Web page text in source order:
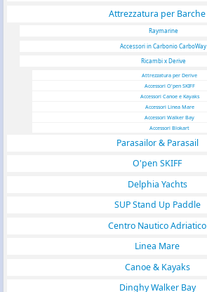
Attrezzatura per Barche
Raymarine
Accessori in Carbonio CarboWay
Ricambi x Derive
Attrezzatura per Derive
Accessori O'pen SKIFF
Accessori Canoe e Kayaks
Accessori Linea Mare
Accessori Walker Bay
Accessori Blokart
Parasailor & Parasail
O'pen SKIFF
Delphia Yachts
SUP Stand Up Paddle
Centro Nautico Adriatico
Linea Mare
Canoe & Kayaks
Dinghy Walker Bay